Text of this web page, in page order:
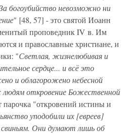
богоубийство невозможно ни
" [48, 57] - это святой Иоанн
проповедник IV в. Им
и православные христиане, и
"Светлая, жизнелюбивая и
сердце... и всё это
и облагорожено небесной
людям откровение Божественной
парочка "откровений истины и
уподобили их [евреев]
Они думают лишь об